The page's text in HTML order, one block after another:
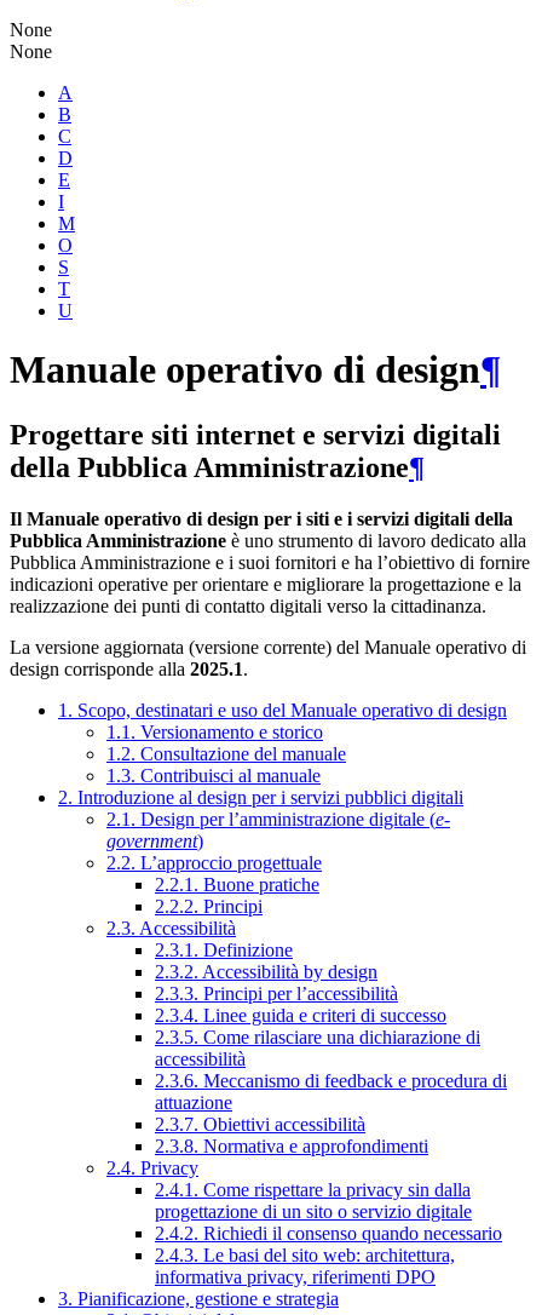
None
None
A
B
C
D
E
I
M
O
S
T
U
Manuale operativo di design¶
Progettare siti internet e servizi digitali
della Pubblica Amministrazione¶
Il Manuale operativo di design per i siti e i servizi digitali della
Pubblica Amministrazione è uno strumento di lavoro dedicato alla
Pubblica Amministrazione e i suoi fornitori e ha l’obiettivo di fornire
indicazioni operative per orientare e migliorare la progettazione e la
realizzazione dei punti di contatto digitali verso la cittadinanza.
La versione aggiornata (versione corrente) del Manuale operativo di
design corrisponde alla 2025.1.
1. Scopo, destinatari e uso del Manuale operativo di design
1.1. Versionamento e storico
1.2. Consultazione del manuale
1.3. Contribuisci al manuale
2. Introduzione al design per i servizi pubblici digitali
2.1. Design per l’amministrazione digitale (e-
government)
2.2. L’approccio progettuale
2.2.1. Buone pratiche
2.2.2. Principi
2.3. Accessibilità
2.3.1. Definizione
2.3.2. Accessibilità by design
2.3.3. Principi per l’accessibilità
2.3.4. Linee guida e criteri di successo
2.3.5. Come rilasciare una dichiarazione di
accessibilità
2.3.6. Meccanismo di feedback e procedura di
attuazione
2.3.7. Obiettivi accessibilità
2.3.8. Normativa e approfondimenti
2.4. Privacy
2.4.1. Come rispettare la privacy sin dalla
progettazione di un sito o servizio digitale
2.4.2. Richiedi il consenso quando necessario
2.4.3. Le basi del sito web: architettura,
informativa privacy, riferimenti DPO
3. Pianificazione, gestione e strategia